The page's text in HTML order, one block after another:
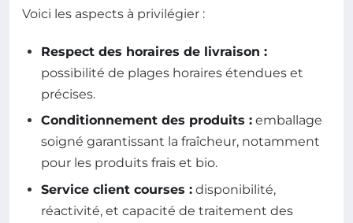
Voici les aspects à privilégier :
Respect des horaires de livraison :
possibilité de plages horaires étendues et
précises.
Conditionnement des produits : emballage
soigné garantissant la fraîcheur, notamment
pour les produits frais et bio.
Service client courses : disponibilité,
réactivité, et capacité de traitement des